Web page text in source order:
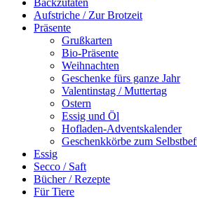
Backzutaten
Aufstriche / Zur Brotzeit
Präsente
Grußkarten
Bio-Präsente
Weihnachten
Geschenke fürs ganze Jahr
Valentinstag / Muttertag
Ostern
Essig und Öl
Hofladen-Adventskalender
Geschenkkörbe zum
Essig
Secco / Saft
Bücher / Rezepte
Für Tiere